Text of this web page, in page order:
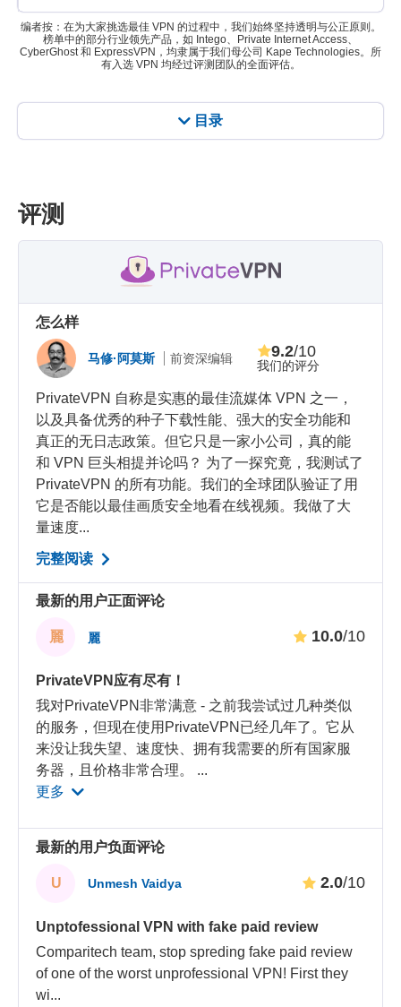
目录
编者按：在为大家挑选最佳 VPN 的过程中，我们始终坚持透明与公正原则。
榜单中的部分行业领先产品，如 Intego、Private Internet Access、
CyberGhost 和 ExpressVPN，均隶属于我们母公司 Kape Technologies。所
有入选 VPN 均经过评测团队的全面评估。
评测
怎么样
马修·阿莫斯 前资深编辑 我们的评分
9.2/10
PrivateVPN 自称是实惠的最佳流媒体 VPN 之一，
以及具备优秀的种子下载性能、强大的安全功能和
真正的无日志政策。但它只是一家小公司，真的能
和 VPN 巨头相提并论吗？ 为了一探究竟，我测试了
PrivateVPN 的所有功能。我们的全球团队验证了用
它是否能以最佳画质安全地看在线视频。我做了大
量速度...
完整阅读
最新的用户正面评论
麗 麗 10.0/10
PrivateVPN应有尽有！
我对PrivateVPN非常满意 - 之前我尝试过几种类似
的服务，但现在使用PrivateVPN已经几年了。它从
来没让我失望、速度快、拥有我需要的所有国家服
务器，且价格非常合理。 ...
更多
最新的用户负面评论
U Unmesh Vaidya 2.0/10
Unptofessional VPN with fake paid review
Comparitech team, stop spreding fake paid review
of one of the worst unprofessional VPN! First they
wi...